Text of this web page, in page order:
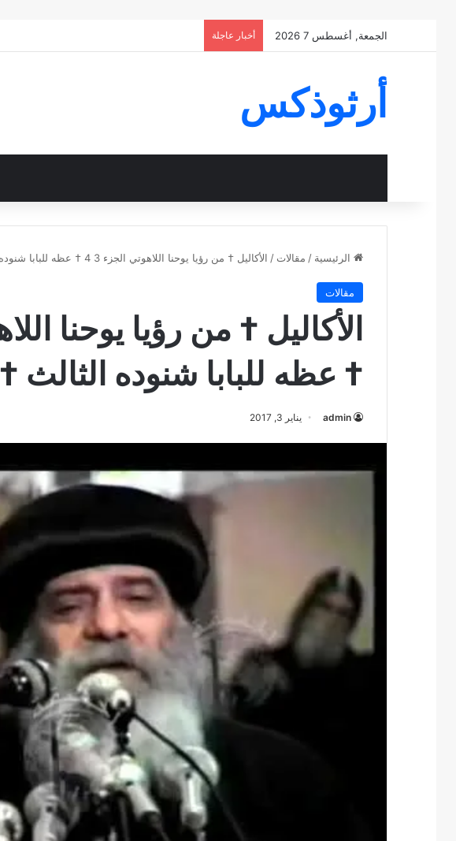
الجمعة, أغسطس 7 2026 أخبار عاجلة
أرثوذكس
الرئيسية / مقالات / الأكاليل † من رؤيا يوحنا اللاهوتي الجزء 3 4 † عظه للبابا شنوده الثالث † Wreaths 2
مقالات
† عظه للبابا شنوده الثالث † Wreaths 2
admin يناير 3, 2017